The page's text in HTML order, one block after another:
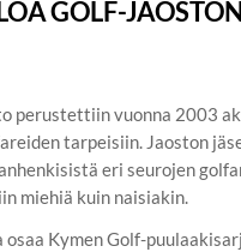
GOLF-JAOSTON
perustettiin vuonna 2003
tarpeisiin. Jaoston
eri seurojen
miehiä kuin naisiakin.
osaa Kymen Golf-